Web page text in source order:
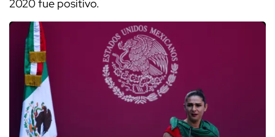
2020 fue positivo.